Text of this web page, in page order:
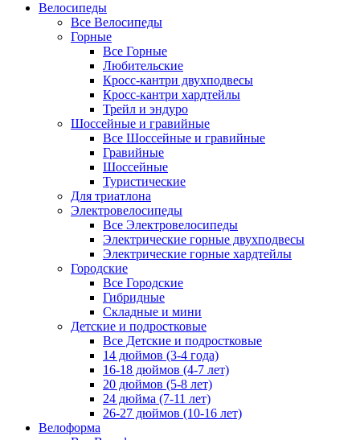
Велосипеды
Все Велосипеды
Горные
Все Горные
Любительские
Кросс-кантри двухподвесы
Кросс-кантри хардтейлы
Трейл и эндуро
Шоссейные и гравийные
Все Шоссейные и гравийные
Гравийные
Шоссейные
Туристические
Для триатлона
Электровелосипеды
Все Электровелосипеды
Электрические горные двухподвесы
Электрические горные хардтейлы
Городские
Все Городские
Гибридные
Складные и мини
Детские и подростковые
Все Детские и подростковые
14 дюймов (3-4 года)
16-18 дюймов (4-7 лет)
20 дюймов (5-8 лет)
24 дюйма (7-11 лет)
26-27 дюймов (10-16 лет)
Велоформа